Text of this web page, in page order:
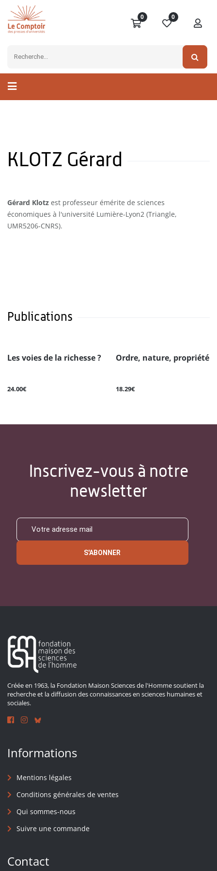
0 0
KLOTZ Gérard
Gérard Klotz est professeur émérite de sciences
économiques à l'université Lumière-Lyon2 (Triangle,
UMR5206-CNRS).
Publications
Les voies de la richesse ?
24.00€
Ordre, nature, propriété
18.29€
Inscrivez-vous à notre
newsletter
S'ABONNER
Créée en 1963, la Fondation Maison Sciences de l'Homme soutient la
recherche et la diffusion des connaissances en sciences humaines et
sociales.
Informations
Mentions légales
Conditions générales de ventes
Qui sommes-nous
Suivre une commande
Contact